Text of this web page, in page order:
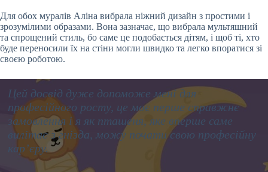
Для обох муралів Аліна вибрала ніжний дизайн з простими і
зрозумілими образами. Вона зазначає, що вибрала мультяшний
та спрощений стиль, бо саме це подобається дітям, і щоб ті, хто
буде переносили їх на стіни могли швидко та легко впоратися зі
своєю роботою.
Цей досвід дуже допоможе мені для
професійного росту, це моє перше справжнє
замовлення і я як пташеня, яке вперше саме
вилітає з гнізда, можу почати свою професійну
кар’єру.